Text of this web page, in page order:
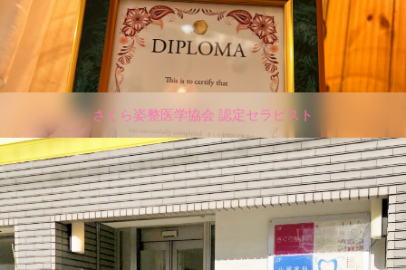
さくら姿整医学協会 認定セラピスト